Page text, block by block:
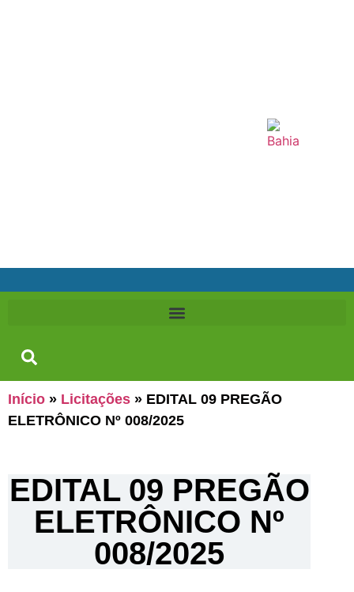
Início » Licitações » EDITAL 09 PREGÃO
ELETRÔNICO Nº 008/2025
EDITAL 09 PREGÃO
ELETRÔNICO Nº
008/2025